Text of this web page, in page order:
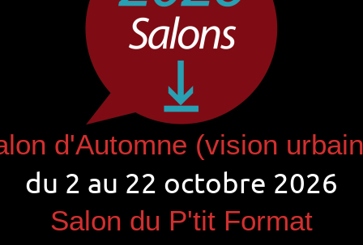
d'Automne (vision
du 2 au 22 octobre 2026
Salon du P'tit Format